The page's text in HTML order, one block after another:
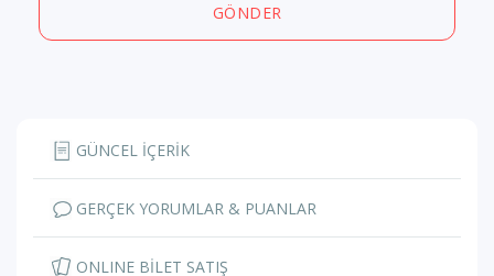
GÖNDER
GÜNCEL İÇERİK
GERÇEK YORUMLAR & PUANLAR
ONLINE BİLET SATIŞ